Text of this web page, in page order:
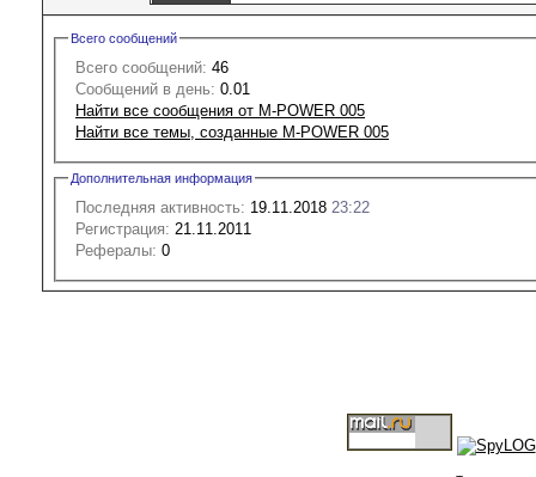
Всего сообщений
Всего сообщений: 46
Сообщений в день: 0.01
Найти все сообщения от M-POWER 005
Найти все темы, созданные M-POWER 005
Дополнительная информация
Последняя активность: 19.11.2018 23:22
Регистрация: 21.11.2011
Рефералы: 0